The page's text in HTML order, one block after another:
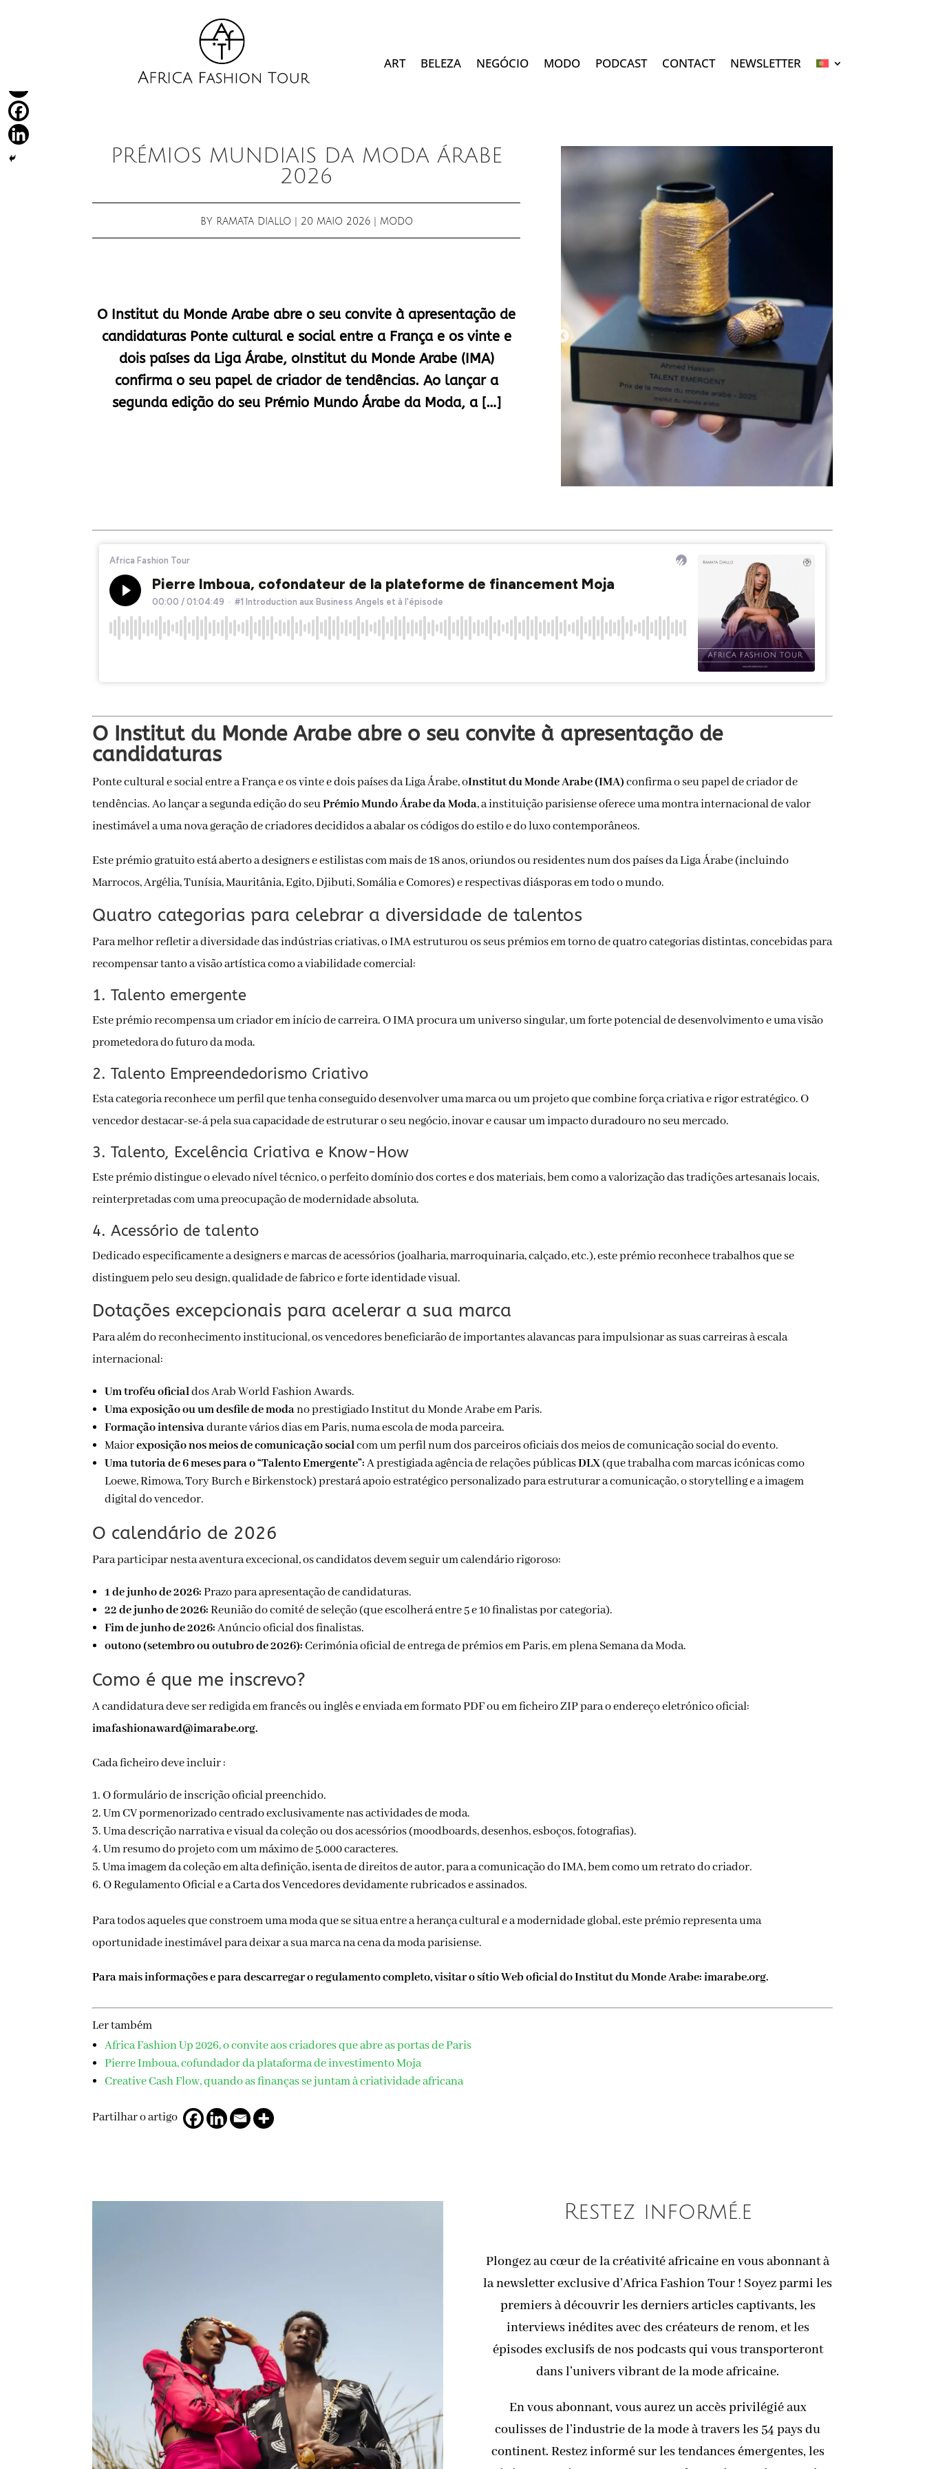
ART BELEZA NEGÓCIO MODO PODCAST CONTACT NEWSLETTER
PRÉMIOS MUNDIAIS DA MODA ÁRABE
2026
BY RAMATA DIALLO 20 MAIO 2026| MODO
O Institut du Monde Arabe abre o seu convite à apresentação de
candidaturas Ponte cultural e social entre a França e os vinte e
dois países da Liga Árabe, oInstitut du Monde Arabe (IMA)
confirma o seu papel de criador de tendências. Ao lançar a
segunda edição do seu Prémio Mundo Árabe da Moda, a […]
O Institut du Monde Arabe abre o seu convite à apresentação de
candidaturas
Ponte cultural e social entre a França e os vinte e dois países da Liga Árabe, oInstitut du Monde Arabe (IMA)confirma o seu papel de criador de
tendências. Ao lançar a segunda edição do seuPrémio Mundo Árabe da Moda, a instituição parisiense oferece uma montra internacional de valor
inestimável a uma nova geração de criadores decididos a abalar os códigos do estilo e do luxo contemporâneos.
Este prémio gratuito está aberto a designers e estilistas com mais de 18 anos, oriundos ou residentes num dos países da Liga Árabe (incluindo
Marrocos, Argélia, Tunísia, Mauritânia, Egito, Djibuti, Somália e Comores) e respectivas diásporas em todo o mundo.
Quatro categorias para celebrar a diversidade de talentos
Para melhor refletir a diversidade das indústrias criativas, o IMA estruturou os seus prémios em torno de quatro categorias distintas, concebidas para
recompensar tanto a visão artística como a viabilidade comercial:
1. Talento emergente
Este prémio recompensa um criador em início de carreira. O IMA procura um universo singular, um forte potencial de desenvolvimento e uma visão
prometedora do futuro da moda.
2. Talento Empreendedorismo Criativo
Esta categoria reconhece um perfil que tenha conseguido desenvolver uma marca ou um projeto que combine força criativa e rigor estratégico. O
vencedor destacar-se-á pela sua capacidade de estruturar o seu negócio, inovar e causar um impacto duradouro no seu mercado.
3. Talento, Excelência Criativa e Know-How
Este prémio distingue o elevado nível técnico, o perfeito domínio dos cortes e dos materiais, bem como a valorização das tradições artesanais locais,
reinterpretadas com uma preocupação de modernidade absoluta.
4. Acessório de talento
Dedicado especificamente a designers e marcas de acessórios (joalharia, marroquinaria, calçado, etc.), este prémio reconhece trabalhos que se
distinguem pelo seu design, qualidade de fabrico e forte identidade visual.
Dotações excepcionais para acelerar a sua marca
Para além do reconhecimento institucional, os vencedores beneficiarão de importantes alavancas para impulsionar as suas carreiras à escala
internacional:
Um troféu oficialdos Arab World Fashion Awards.
Uma exposição ou um desfile de modano prestigiado Institut du Monde Arabe em Paris.
Formação intensivadurante vários dias em Paris, numa escola de moda parceira.
Maiorexposição nos meios de comunicação socialcom um perfil num dos parceiros oficiais dos meios de comunicação social do evento.
Uma tutoria de 6 meses para o “Talento Emergente”:A prestigiada agência de relações públicasDLX(que trabalha com marcas icónicas como
Loewe, Rimowa, Tory Burch e Birkenstock) prestará apoio estratégico personalizado para estruturar a comunicação, o storytelling e a imagem
digital do vencedor.
O calendário de 2026
Para participar nesta aventura excecional, os candidatos devem seguir um calendário rigoroso:
1 de junho de 2026:Prazo para apresentação de candidaturas.
22 de junho de 2026:Reunião do comité de seleção (que escolherá entre 5 e 10 finalistas por categoria).
Fim de junho de 2026:Anúncio oficial dos finalistas.
outono (setembro ou outubro de 2026):Cerimónia oficial de entrega de prémios em Paris, em plena Semana da Moda.
Como é que me inscrevo?
imafashionaward@imarabe.org.
Cada ficheiro deve incluir :
O formulário de inscrição oficial preenchido.
Um CV pormenorizado centrado exclusivamente nas actividades de moda.
Uma descrição narrativa e visual da coleção ou dos acessórios (moodboards, desenhos, esboços, fotografias).
Um resumo do projeto com um máximo de 5.000 caracteres.
Uma imagem da coleção em alta definição, isenta de direitos de autor, para a comunicação do IMA, bem como um retrato do criador.
O Regulamento Oficial e a Carta dos Vencedores devidamente rubricados e assinados.
Para todos aqueles que constroem uma moda que se situa entre a herança cultural e a modernidade global, este prémio representa uma
oportunidade inestimável para deixar a sua marca na cena da moda parisiense.
Para mais informações e para descarregar o regulamento completo, visitar o sítio Web oficial do Institut du Monde Arabe: imarabe.org.
Ler também
Africa Fashion Up 2026, o convite aos criadores que abre as portas de Paris
Pierre Imboua, cofundador da plataforma de investimento Moja
Creative Cash Flow, quando as finanças se juntam à criatividade africana
Partilhar o artigo
Restez informé.e
Plongez au cœur de la créativité africaine en vous abonnant à
la newsletter exclusive d’Africa Fashion Tour ! Soyez parmi les
premiers à découvrir les derniers articles captivants, les
interviews inédites avec des créateurs de renom, et les
épisodes exclusifs de nos podcasts qui vous transporteront
dans l’univers vibrant de la mode africaine.
En vous abonnant, vous aurez un accès privilégié aux
coulisses de l’industrie de la mode à travers les 54 pays du
continent. Restez informé sur les tendances émergentes, les